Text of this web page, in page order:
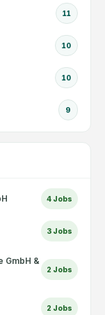
11
10
10
9
4 Jobs
3 Jobs
GmbH &
2 Jobs
2 Jobs